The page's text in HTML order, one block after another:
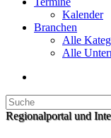
Kalender
Branchen
Alle
Alle
Regionalportal und